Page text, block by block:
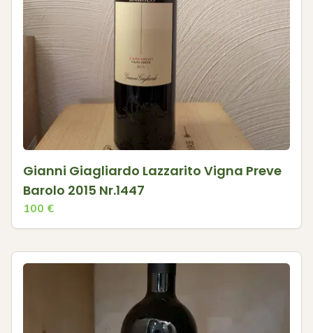
Gianni Giagliardo Lazzarito Vigna Preve
Barolo 2015 Nr.1447
100 €